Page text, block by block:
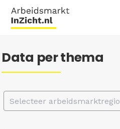
Data per thema
Selecteer arbeidsmarktregio